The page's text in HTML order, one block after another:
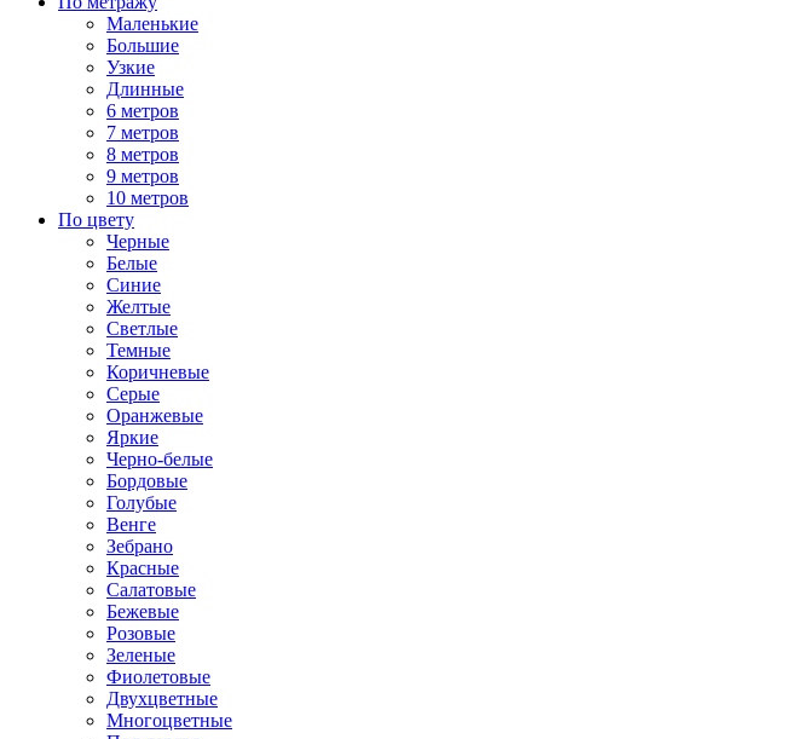
Маленькие
Большие
Узкие
Длинные
6 метров
7 метров
8 метров
9 метров
10 метров
По цвету
Черные
Белые
Синие
Желтые
Светлые
Темные
Коричневые
Серые
Оранжевые
Яркие
Черно-белые
Бордовые
Голубые
Венге
Зебрано
Красные
Салатовые
Бежевые
Розовые
Зеленые
Фиолетовые
Двухцветные
Многоцветные